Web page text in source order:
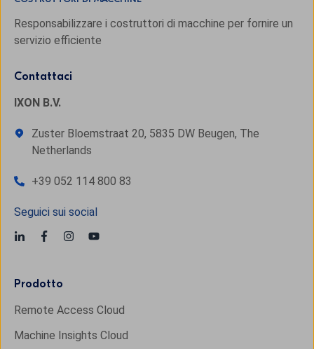
Responsabilizzare i costruttori di macchine per fornire un
servizio efficiente
Contattaci
IXON B.V.
Zuster Bloemstraat 20, 5835 DW Beugen, The
Netherlands
+39 052 114 800 83
Seguici sui social
Prodotto
Remote Access Cloud
Machine Insights Cloud